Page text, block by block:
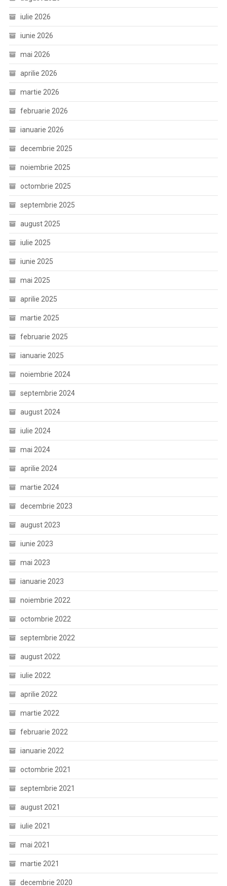
iulie 2026
iunie 2026
mai 2026
aprilie 2026
martie 2026
februarie 2026
ianuarie 2026
decembrie 2025
noiembrie 2025
octombrie 2025
septembrie 2025
august 2025
iulie 2025
iunie 2025
mai 2025
aprilie 2025
martie 2025
februarie 2025
ianuarie 2025
noiembrie 2024
septembrie 2024
august 2024
iulie 2024
mai 2024
aprilie 2024
martie 2024
decembrie 2023
august 2023
iunie 2023
mai 2023
ianuarie 2023
noiembrie 2022
octombrie 2022
septembrie 2022
august 2022
iulie 2022
aprilie 2022
martie 2022
februarie 2022
ianuarie 2022
octombrie 2021
septembrie 2021
august 2021
iulie 2021
mai 2021
martie 2021
decembrie 2020